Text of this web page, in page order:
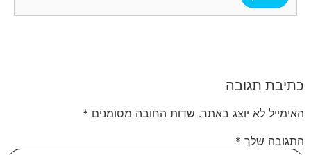
כתיבת תגובה
האימייל לא יוצג באתר. שדות החובה מסומנים *
התגובה שלך *